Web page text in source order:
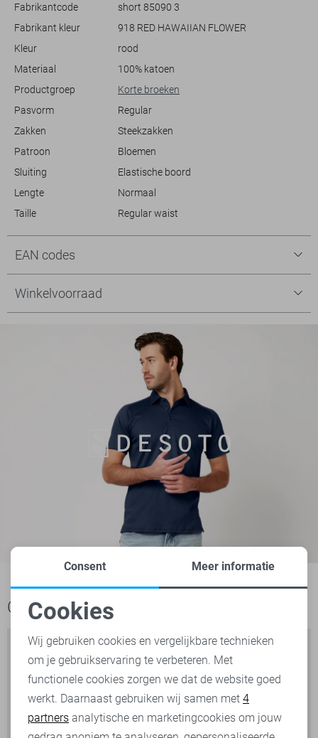
zich uitstekend voor een casual setting. Combineer hem met een
effen T-shirt of een luchtig linnen overhemd voor een moeiteloos
bijwoont, deze Desoto short is de juiste keuze voor een
ongedwongen, modieuze uitstraling.
Fabrikantcode
short 85090 3
Fabrikant kleur
918 RED HAWAIIAN FLOWER
Kleur
rood
Materiaal
100% katoen
Productgroep
Korte broeken
Pasvorm
Regular
Zakken
Steekzakken
Patroon
Bloemen
Sluiting
Elastische boord
Lengte
Normaal
Taille
Regular waist
EAN codes
Winkelvoorraad
Ook het bekijken waard
Noodzakelijke cookies
Personalisatie cookies
Analytische cookies
Consent Meer informatie
Cookies
Wij gebruiken cookies en vergelijkbare technieken
om je gebruikservaring te verbeteren. Met
functionele cookies zorgen we dat de website goed
werkt. Daarnaast gebruiken wij samen met 4
partners analytische en marketingcookies om jouw